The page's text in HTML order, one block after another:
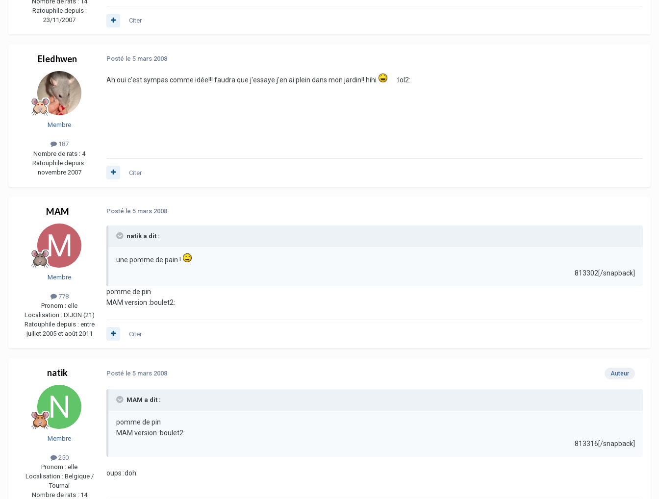
Ratouphile depuis :
23/11/2007
Citer
Eledhwen
Membre
187
Nombre de rats : 4
Ratouphile depuis :
novembre 2007
Posté le 5 mars 2008
Ah oui c'est sympas comme idée!!! faudra que j'essaye j'en ai plein dans mon jardin!! hihi :lol2:
Citer
MAM
Membre
778
Pronom : elle
Localisation : DIJON (21)
Ratouphile depuis : entre
juillet 2005 et août 2011
Posté le 5 mars 2008
natik a dit :
une pomme de pain !
813302[/snapback]
pomme de pin
MAM version :boulet2:
Citer
natik
Membre
250
Pronom : elle
Localisation : Belgique /
Tournai
Nombre de rats : 14
Auteur
Posté le 5 mars 2008
MAM a dit :
pomme de pin
MAM version :boulet2:
813316[/snapback]
oups :doh: